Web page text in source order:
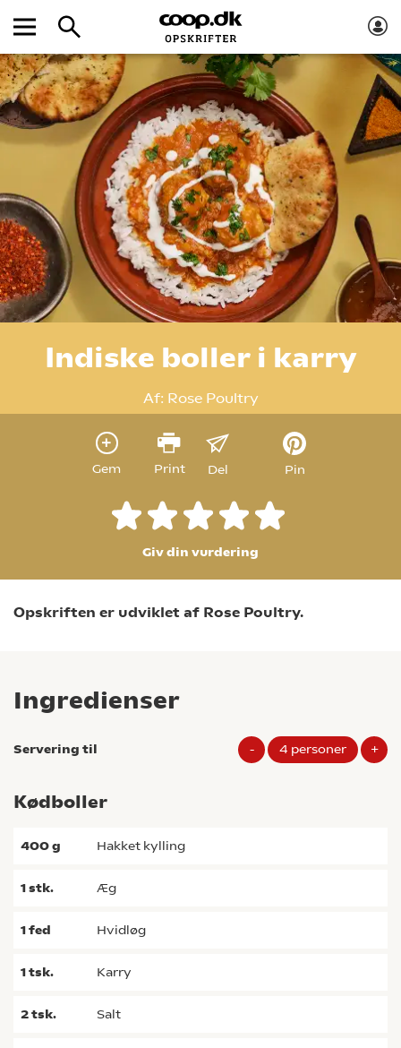
Indiske boller i karry
Af: Rose Poultry
Gem Print Del Pin
Giv din vurdering
Opskriften er udviklet af Rose Poultry.
Ingredienser
Servering til - 4 personer +
Kødboller
400g hakket kylling
1stk. æg
1fed hvidløg
1tsk. karry
2tsk. salt